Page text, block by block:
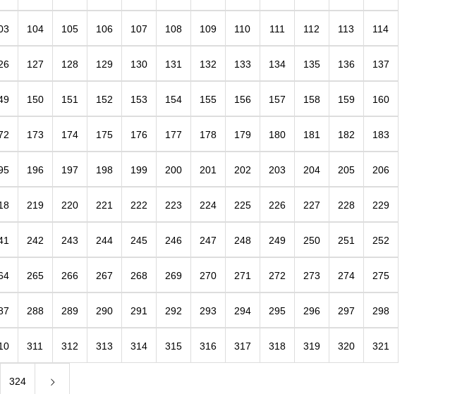
104 105 106 107 108 109 110 111 112 113 114
127 128 129 130 131 132 133 134 135 136 137
150 151 152 153 154 155 156 157 158 159 160
173 174 175 176 177 178 179 180 181 182 183
196 197 198 199 200 201 202 203 204 205 206
219 220 221 222 223 224 225 226 227 228 229
242 243 244 245 246 247 248 249 250 251 252
265 266 267 268 269 270 271 272 273 274 275
288 289 290 291 292 293 294 295 296 297 298
311 312 313 314 315 316 317 318 319 320 321
324